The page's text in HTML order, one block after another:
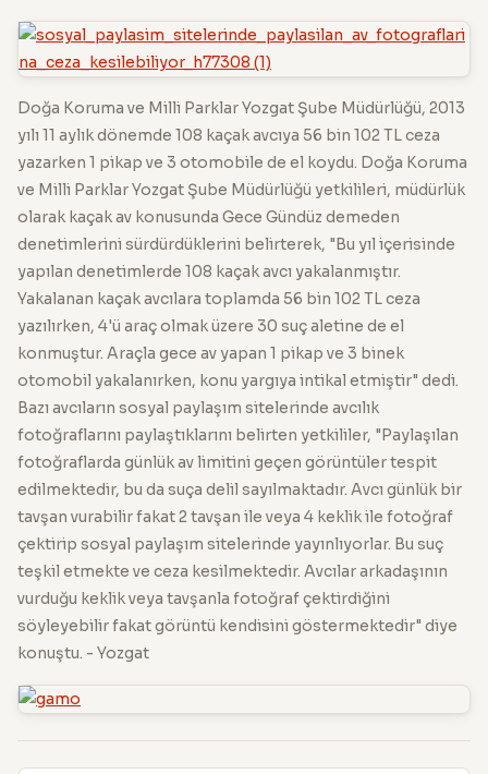
Doğa Koruma ve Milli Parklar Yozgat Şube Müdürlüğü, 2013
yılı 11 aylık dönemde 108 kaçak avcıya 56 bin 102 TL ceza
yazarken 1 pikap ve 3 otomobile de el koydu. Doğa Koruma
ve Milli Parklar Yozgat Şube Müdürlüğü yetkilileri, müdürlük
olarak kaçak av konusunda Gece Gündüz demeden
denetimlerini sürdürdüklerini belirterek, "Bu yıl içerisinde
yapılan denetimlerde 108 kaçak avcı yakalanmıştır.
Yakalanan kaçak avcılara toplamda 56 bin 102 TL ceza
yazılırken, 4'ü araç olmak üzere 30 suç aletine de el
konmuştur. Araçla gece av yapan 1 pikap ve 3 binek
otomobil yakalanırken, konu yargıya intikal etmiştir" dedi.
Bazı avcıların sosyal paylaşım sitelerinde avcılık
fotoğraflarını paylaştıklarını belirten yetkililer, "Paylaşılan
fotoğraflarda günlük av limitini geçen görüntüler tespit
edilmektedir, bu da suça delil sayılmaktadır. Avcı günlük bir
tavşan vurabilir fakat 2 tavşan ile veya 4 keklik ile fotoğraf
çektirip sosyal paylaşım sitelerinde yayınlıyorlar. Bu suç
teşkil etmekte ve ceza kesilmektedir. Avcılar arkadaşının
vurduğu keklik veya tavşanla fotoğraf çektirdiğini
söyleyebilir fakat görüntü kendisini göstermektedir" diye
konuştu. - Yozgat